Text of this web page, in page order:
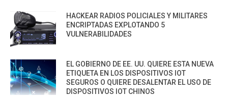
HACKEAR RADIOS POLICIALES Y MILITARES
ENCRIPTADAS EXPLOTANDO 5
VULNERABILIDADES
EL GOBIERNO DE EE. UU. QUIERE ESTA NUEVA
ETIQUETA EN LOS DISPOSITIVOS IOT
SEGUROS O QUIERE DESALENTAR EL USO DE
DISPOSITIVOS IOT CHINOS